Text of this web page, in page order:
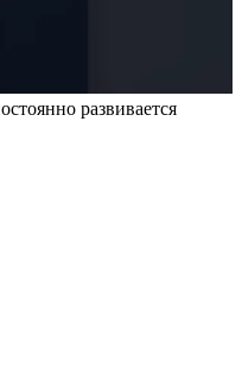
развивается